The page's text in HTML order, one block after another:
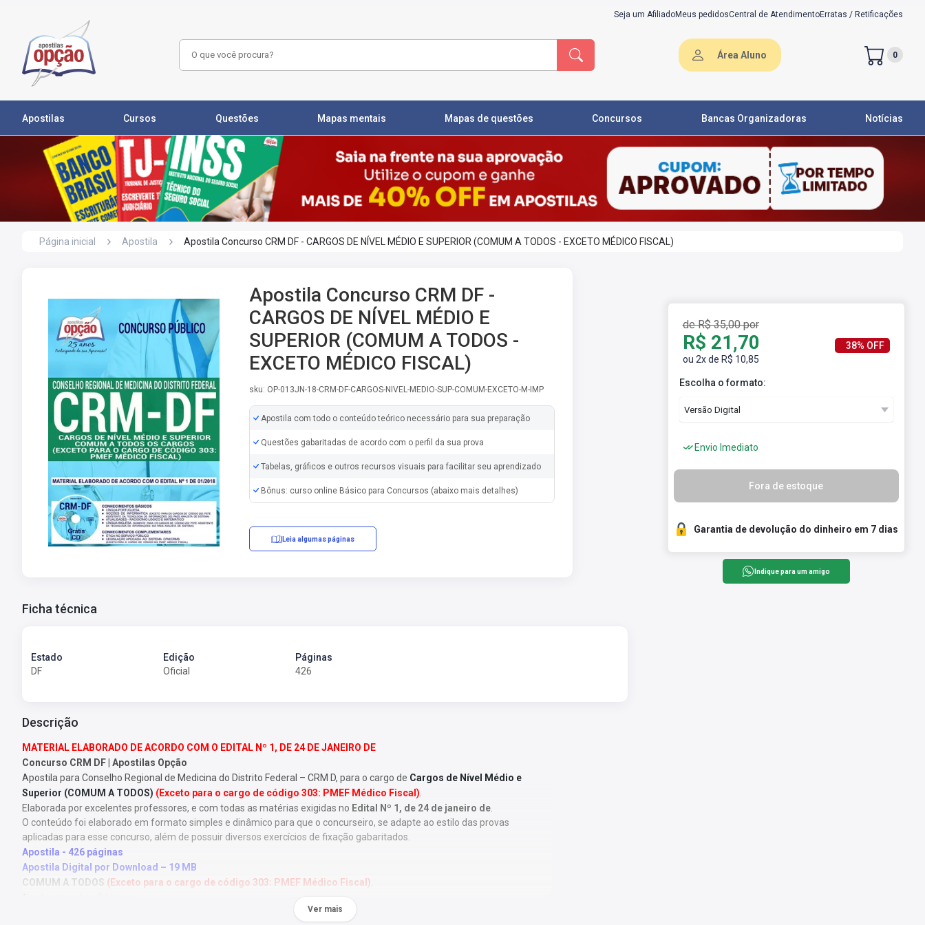
Seja um AfiliadoMeus pedidosCentral de AtendimentoErratas / Retificações
Área Aluno 0
Apostilas Cursos Questões Mapas mentais Mapas de questões Concursos Bancas Organizadoras Notícias
Página inicial Apostila Apostila Concurso CRM DF - CARGOS DE NÍVEL MÉDIO E SUPERIOR (COMUM A TODOS - EXCETO MÉDICO FISCAL)
Apostila Concurso CRM DF -
CARGOS DE NÍVEL MÉDIO E
SUPERIOR (COMUM A TODOS -
EXCETO MÉDICO FISCAL)
sku: OP-013JN-18-CRM-DF-CARGOS-NIVEL-MEDIO-SUP-COMUM-EXCETO-M-IMP
Apostila com todo o conteúdo teórico necessário para sua preparação
Questões gabaritadas de acordo com o perfil da sua prova
Tabelas, gráficos e outros recursos visuais para facilitar seu aprendizado
Bônus: curso online Básico para Concursos (abaixo mais detalhes)
Leia algumas páginas
Ficha técnica
Estado
DF
Edição
Oficial
Páginas
426
Descrição
MATERIAL ELABORADO DE ACORDO COM O EDITAL Nº 1, DE 24 DE JANEIRO DE
Concurso CRM DF | Apostilas Opção
Apostila para Conselho Regional de Medicina do Distrito Federal – CRM D, para o cargo de Cargos de Nível Médio e
Superior (COMUM A TODOS) (Exceto para o cargo de código 303: PMEF Médico Fiscal)
Elaborada por excelentes professores, e com todas as matérias exigidas no Edital Nº 1, de 24 de janeiro de
O conteúdo foi elaborado em formato simples e dinâmico para que o concurseiro, se adapte ao estilo das provas
aplicadas para esse concurso, além de possuir diversos exercícios de fixação gabaritados.
Apostila - 426 páginas
Apostila Digital por Download – 19 MB
COMUM A TODOS (Exceto para o cargo de código 303: PMEF Médico Fiscal)
Ver mais
de R$ 35,00 por
R$ 21,70
ou 2x de R$ 10,85
38% OFF
Escolha o formato:
Envio Imediato
Fora de estoque
Garantia de devolução do dinheiro em 7 dias
Indique para um amigo